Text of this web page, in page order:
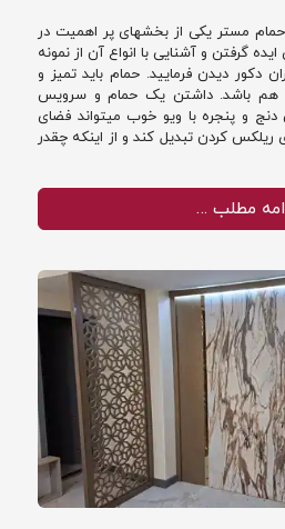
مستر یکی از بخشهای پر اهمیت در
گرفتن و آشنایی با انواع آن از نمونه
دکور دیدن فرمایید. حمام باید تمیز و
هم باشد. داشتن یک حمام و سرویس
و پنجره با ویو خوب میتواند فضای
کردن تبدیل کند و از اینکه چقدر
مطلب …